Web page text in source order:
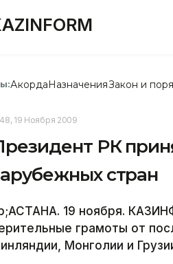
АкордаНазначенияЗакон и
19 Ноября 2009
РК
стран
19 ноября.
грамоты от
Монголии и